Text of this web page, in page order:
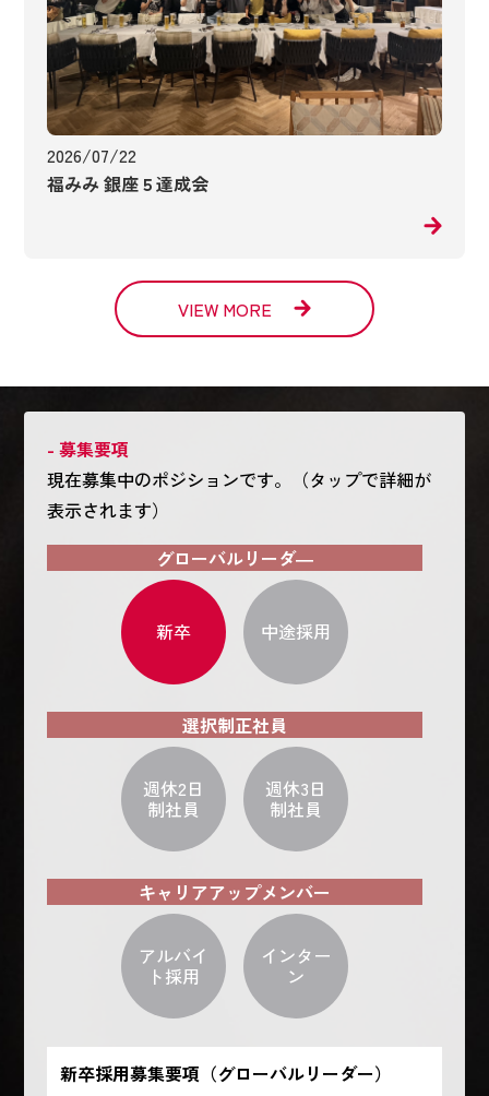
2026/07/22
福みみ 銀座５達成会
VIEW MORE
- 募集要項
現在募集中のポジションです。（タップで詳細が
表示されます）
グローバルリーダ―
新卒 中途採用
選択制正社員
週休2日
制社員
週休3日
制社員
キャリアアップメンバー
アルバイ
ト採用
インター
ン
新卒採用募集要項（グローバルリーダー）